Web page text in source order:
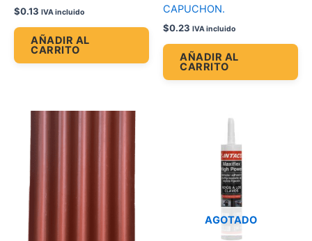
$0.13 IVA incluido
AÑADIR AL
CARRITO
CAPUCHON.
$0.23 IVA incluido
AÑADIR AL
CARRITO
AGOTADO